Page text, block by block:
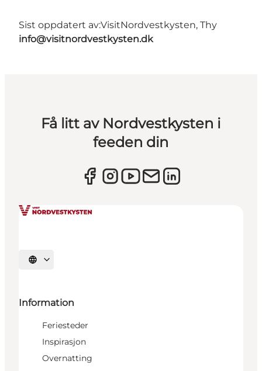
Sist oppdatert av:VisitNordvestkysten, Thy
info@visitnordvestkysten.dk
Få litt av Nordvestkysten i
feeden din
Velg språk
Information
Feriesteder
Inspirasjon
Overnatting